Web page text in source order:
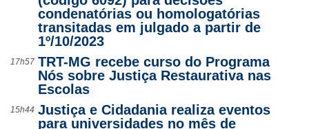
condenatórias ou homologatórias
transitadas em julgado a partir de
1º/10/2023
17h57 TRT-MG recebe curso do Programa
Nós sobre Justiça Restaurativa nas
Escolas
15h44 Justiça e Cidadania realiza eventos
para universidades no mês de